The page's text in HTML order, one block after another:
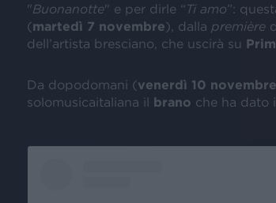
"Buonanotte" e per dirle “Ti amo”:
(martedì 7 novembre), dalla première
dell’artista bresciano, che uscirà su
Da dopodomani (venerdì 10 novembre
solomusicaitaliana il brano che ha dato